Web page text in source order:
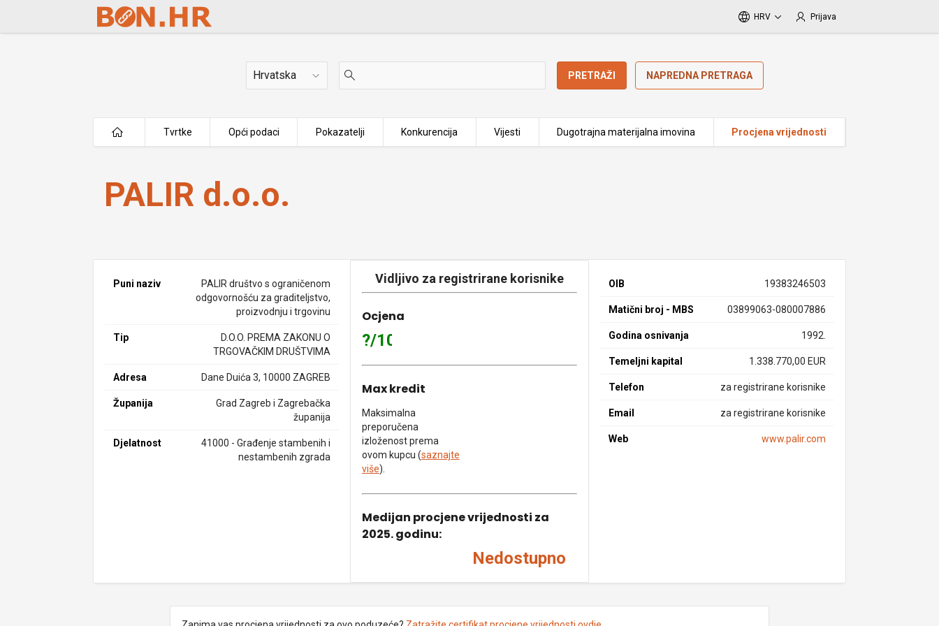
Skip to Main Content
HRV Prijava
Država PRETRAŽI NAPREDNA PRETRAGA
Tvrtke Opći podaci Pokazatelji Konkurencija Vijesti Dugotrajna materijalna imovina Procjena vrijednosti
PALIR d.o.o.
PALIR d.o.o.
Puni naziv
PALIR društvo s ograničenom
odgovornošću za graditeljstvo,
proizvodnju i trgovinu
Tip
D.O.O. PREMA ZAKONU O
TRGOVAČKIM DRUŠTVIMA
Adresa Dane Duića 3, 10000 ZAGREB
Županija
Grad Zagreb i Zagrebačka
županija
Djelatnost
41000 - Građenje stambenih i
nestambenih zgrada
Vidljivo za registrirane korisnike
Ocjena
?/10
Max kredit
Maksimalna
preporučena
izloženost prema
ovom kupcu (saznajte
više).
Medijan procjene vrijednosti za
2025. godinu:
Nedostupno
OIB 19383246503
Matični broj - MBS 03899063-080007886
Godina osnivanja 1992.
Temeljni kapital 1.338.770,00 EUR
Telefon za registrirane korisnike
Email za registrirane korisnike
Web www.palir.com